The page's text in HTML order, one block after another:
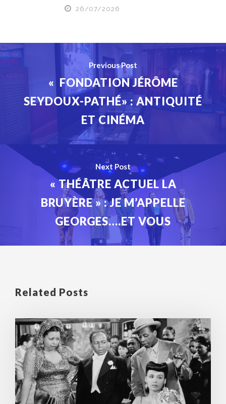
26/07/2026
Previous Post
« FONDATION JÉRÔME
SEYDOUX-PATHÉ» : ANTIQUITÉ
ET CINÉMA
Next Post
« THÉÂTRE ACTUEL LA
BRUYÈRE » : JE M’APPELLE
GEORGES….ET VOUS
Related Posts